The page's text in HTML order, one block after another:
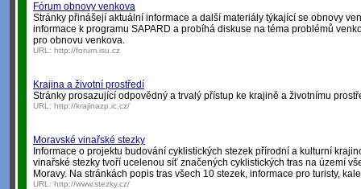
Fórum obnovy venkova
Stránky přinášejí aktuální informace a další materiály týkající se obnovy
informace k programu SAPARD a probíhá diskuse na téma problémů
pro obnovu venkova.
URL: http://forum.isu.cz
Krajina a životní prostředí
Stránky prosazující odpovědný a trvalý přístup ke krajině a životnímu
URL: http://krajinazp.ic.cz/
Moravské vinařské stezky
Informace o projektu budování cyklistických stezek přírodní a kulturní
vinařské stezky tvoří ucelenou síť značených cyklistických tras na území
Moravy. Na stránkách popis tras všech 10 stezek, informace pro turisty,
URL: http://www.stezky.cz/